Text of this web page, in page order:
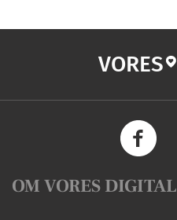
VORES
OM VORES DIGITAL